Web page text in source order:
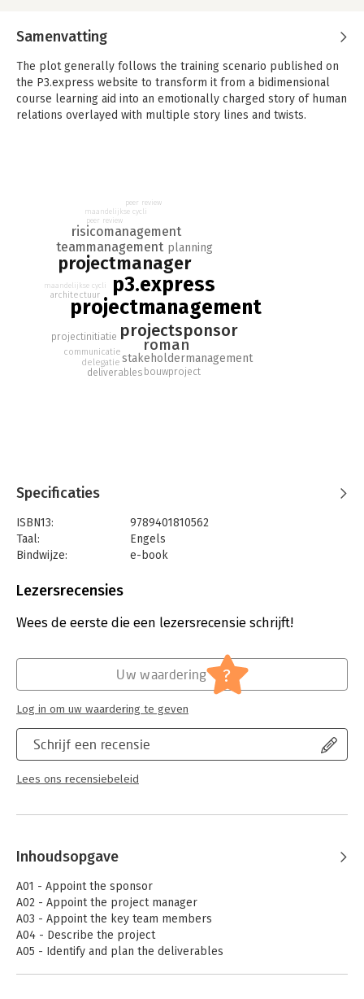
Samenvatting
The plot generally follows the training scenario published on
the P3.express website to transform it from a bidimensional
course learning aid into an emotionally charged story of human
relations overlayed with multiple story lines and twists.
p3.express
projectmanagement
projectmanager
projectsponsor
roman
teammanagement
risicomanagement
stakeholdermanagement
planning
bouwproject
projectinitiatie
deliverables
delegatie
communicatie
architectuur
maandelijkse cycli
peer review
maandelijkse cycli
peer review
Specificaties
ISBN13:
9789401810562
Taal:
Engels
Bindwijze:
e-book
Bestandsformaat:
Uitgever:
Van Haren Publishing B.V.
Hoofdrubriek: Projectmanagement
Lezersrecensies
Wees de eerste die een lezersrecensie schrijft!
Schrijf een recensie
Lees ons recensiebeleid
Uw waardering ?
Log in om uw waardering te geven
Inhoudsopgave
A01 - Appoint the sponsor
A02 - Appoint the project manager
A03 - Appoint the key team members
A04 - Describe the project
A05 - Identify and plan the deliverables